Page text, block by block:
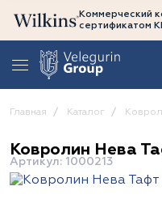
Коммерческий
сертификатом
Главная Каталог
Ковролин Нева
Артикул: 1000213